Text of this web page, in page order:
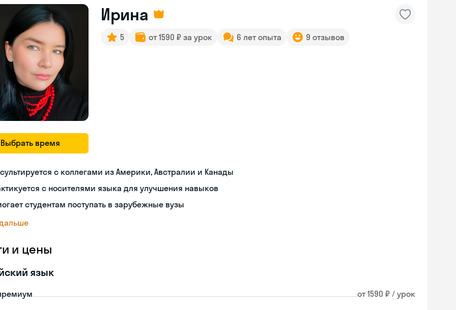
Выбрать время
Ирина
5 от 1590 ₽ за урок 6 лет опыта 9 отзывов
с коллегами из Америки, Австралии и Канады
с носителями языка для улучшения навыков
студентам поступать в зарубежные вузы
и цены
язык
от 1590 ₽ / урок